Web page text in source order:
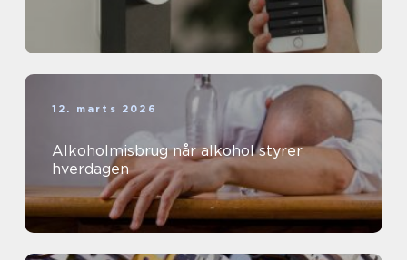
12. marts 2026
Alkoholmisbrug når alkohol styrer
hverdagen